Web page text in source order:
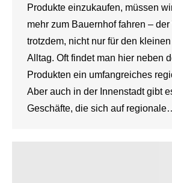
Produkte einzukaufen, müssen
mehr zum Bauernhof fahren –
trotzdem, nicht nur für den
Alltag. Oft findet man hier neben
Produkten ein umfangreiches
Aber auch in der Innenstadt gibt
Geschäfte, die sich auf